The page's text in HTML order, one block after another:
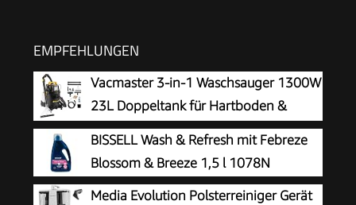
EMPFEHLUNGEN
Vacmaster 3-in-1 Waschsauger 1300W
23L Doppeltank für Hartboden &
Teppich
BISSELL Wash & Refresh mit Febreze
Blossom & Breeze 1,5 l 1078N
Media Evolution Polsterreiniger Gerät